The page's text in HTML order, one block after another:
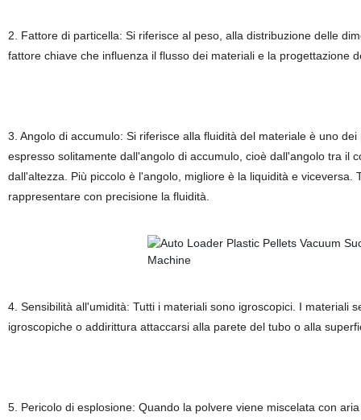
2. Fattore di particella: Si riferisce al peso, alla distribuzione delle
fattore chiave che influenza il flusso dei materiali e la progettazione
3. Angolo di accumulo: Si riferisce alla fluidità del materiale è uno
espresso solitamente dall'angolo di accumulo, cioè dall'angolo tra il
dall'altezza. Più piccolo è l'angolo, migliore è la liquidità e
rappresentare con precisione la fluidità.
4. Sensibilità all'umidità: Tutti i materiali sono igroscopici. I materiali
igroscopiche o addirittura attaccarsi alla parete del tubo o alla
5. Pericolo di esplosione: Quando la polvere viene miscelata con